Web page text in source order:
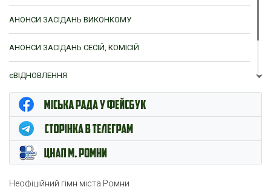
АНОНСИ ЗАСІДАНЬ ВИКОНКОМУ
АНОНСИ ЗАСІДАНЬ СЕСІЙ, КОМІСІЙ
єВІДНОВЛЕННЯ
ЦНАП м. Ромни
Неофіційний гімн міста Ромни